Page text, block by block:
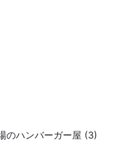
のハンバーガー屋 (3)